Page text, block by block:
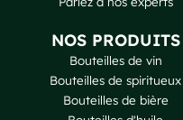
NOS PRODUITS
Bouteilles de vin
Bouteilles de spiritueux
Bouteilles de bière